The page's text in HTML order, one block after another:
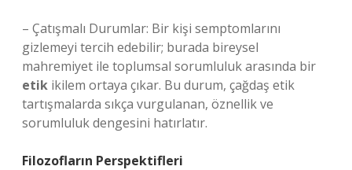
– Çatışmalı Durumlar: Bir kişi semptomlarını
gizlemeyi tercih edebilir; burada bireysel
mahremiyet ile toplumsal sorumluluk arasında bir
etik ikilem ortaya çıkar. Bu durum, çağdaş etik
tartışmalarda sıkça vurgulanan, öznellik ve
sorumluluk dengesini hatırlatır.
Filozofların Perspektifleri